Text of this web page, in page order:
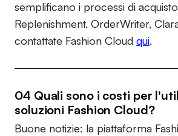
semplificano i processi di
Replenishment, OrderWriter,
contattate Fashion Cloud qui.
04 Quali sono i costi per
soluzioni Fashion Cloud?
Buone notizie: la piattaforma